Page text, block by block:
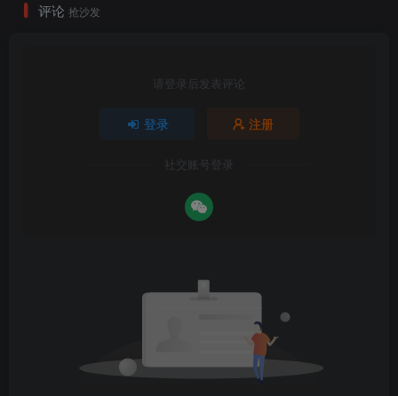
评论 抢沙发
请登录后发表评论
登录 注册
社交账号登录